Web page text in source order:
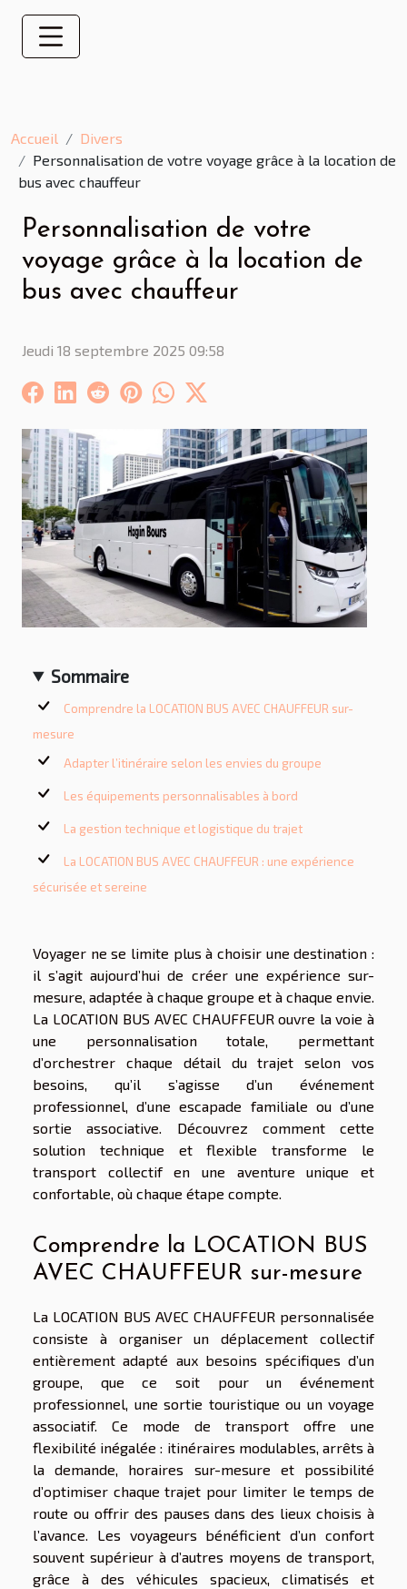
Accueil
Divers
Personnalisation de votre voyage grâce à la location de
bus avec chauffeur
Personnalisation de votre
voyage grâce à la location de
bus avec chauffeur
Jeudi 18 septembre 2025 09:58
Sommaire
Comprendre la LOCATION BUS AVEC CHAUFFEUR sur-
mesure
Adapter l’itinéraire selon les envies du groupe
Les équipements personnalisables à bord
La gestion technique et logistique du trajet
La LOCATION BUS AVEC CHAUFFEUR : une expérience
sécurisée et sereine
Voyager ne se limite plus à choisir une destination :
il s’agit aujourd’hui de créer une expérience sur-
mesure, adaptée à chaque groupe et à chaque envie.
La LOCATION BUS AVEC CHAUFFEUR ouvre la voie à
une personnalisation totale, permettant
d’orchestrer chaque détail du trajet selon vos
besoins, qu’il s’agisse d’un événement
professionnel, d’une escapade familiale ou d’une
sortie associative. Découvrez comment cette
solution technique et flexible transforme le
transport collectif en une aventure unique et
confortable, où chaque étape compte.
Comprendre la LOCATION BUS
AVEC CHAUFFEUR sur-mesure
La LOCATION BUS AVEC CHAUFFEUR personnalisée
consiste à organiser un déplacement collectif
entièrement adapté aux besoins spécifiques d’un
groupe, que ce soit pour un événement
professionnel, une sortie touristique ou un voyage
associatif. Ce mode de transport offre une
flexibilité inégalée : itinéraires modulables, arrêts à
la demande, horaires sur-mesure et possibilité
d’optimiser chaque trajet pour limiter le temps de
route ou offrir des pauses dans des lieux choisis à
l’avance. Les voyageurs bénéficient d’un confort
souvent supérieur à d’autres moyens de transport,
grâce à des véhicules spacieux, climatisés et